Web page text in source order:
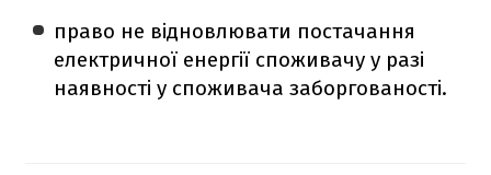
право не відновлювати постачання
електричної енергії споживачу у разі
наявності у споживача заборгованості.